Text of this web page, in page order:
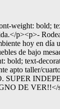
bold;
p><p>-
hoy en
de bajo
text-
apto taller/
SUPER
DE VER!!</